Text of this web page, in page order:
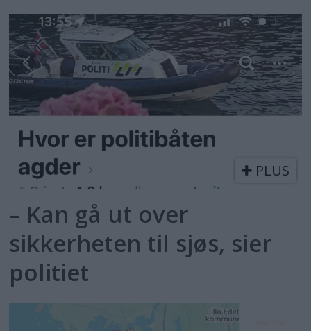
PLUS
– Kan gå ut over
sikkerheten til sjøs, sier
politiet